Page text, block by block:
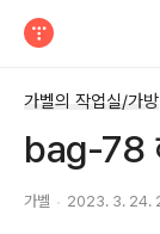
가벨의 작업실/가방
bag-78
가벨 2023. 3. 24.